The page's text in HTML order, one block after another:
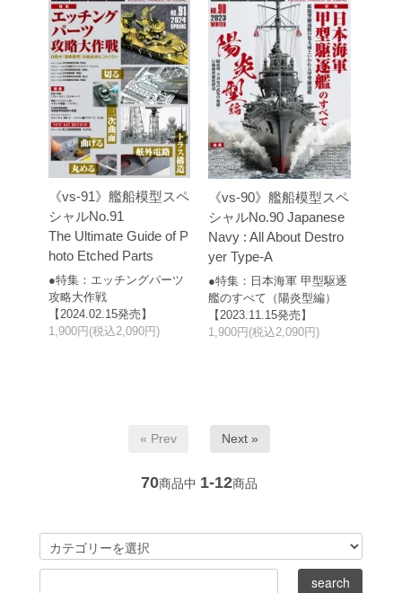
《vs-91》艦船模型スペ
シャルNo.91
The Ultimate Guide of P
hoto Etched Parts
●特集：エッチングパーツ
攻略大作戦
【2024.02.15発売】
1,900円(税込2,090円)
《vs-90》艦船模型スペ
シャルNo.90 Japanese
Navy : All About Destro
yer Type-A
●特集：日本海軍 甲型駆逐
艦のすべて（陽炎型編）
【2023.11.15発売】
1,900円(税込2,090円)
« Prev Next »
70商品中 1-12商品